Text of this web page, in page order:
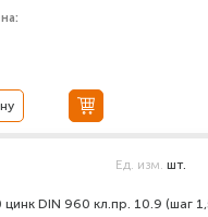
DIN 960 кл.пр. 10.9 (шаг
Ед. изм. шт.